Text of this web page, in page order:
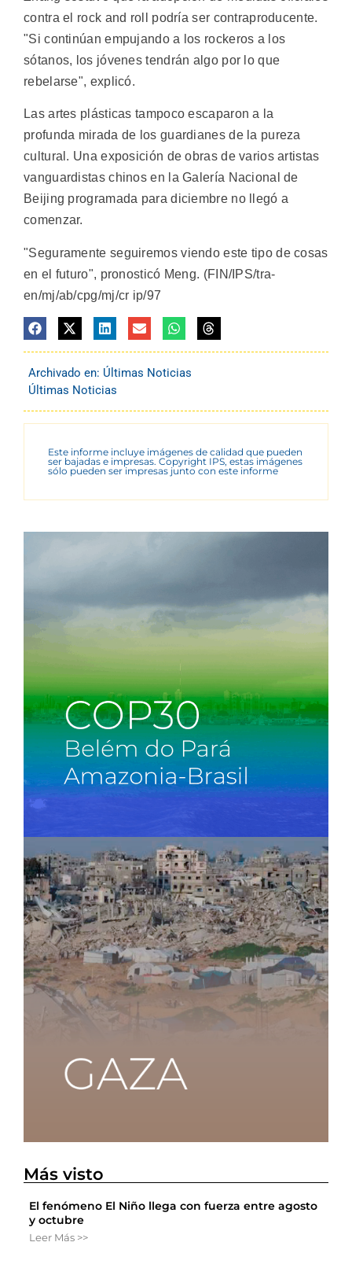
contra el rock and roll podría ser contraproducente.
"Si continúan empujando a los rockeros a los
sótanos, los jóvenes tendrán algo por lo que
rebelarse", explicó.
Las artes plásticas tampoco escaparon a la
profunda mirada de los guardianes de la pureza
cultural. Una exposición de obras de varios artistas
vanguardistas chinos en la Galería Nacional de
Beijing programada para diciembre no llegó a
comenzar.
"Seguramente seguiremos viendo este tipo de cosas
en el futuro", pronosticó Meng. (FIN/IPS/tra-
en/mj/ab/cpg/mj/cr ip/97
Archivado en: Últimas Noticias
Últimas Noticias
Este informe incluye imágenes de calidad que pueden
ser bajadas e impresas. Copyright IPS, estas imágenes
sólo pueden ser impresas junto con este informe
Más visto
El fenómeno El Niño llega con fuerza entre agosto
y octubre
Leer Más >>